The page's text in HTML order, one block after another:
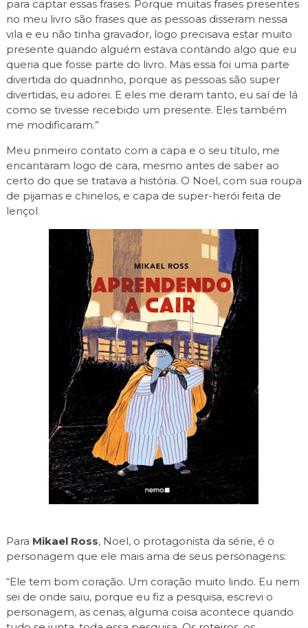
para captar essas frases. Porque muitas frases presentes
no meu livro são frases que as pessoas disseram nessa
vila e eu não tinha gravador, logo precisava estar muito
presente quando alguém estava contando algo que eu
queria que fosse parte do livro. Mas essa foi uma parte
divertida do quadrinho, porque as pessoas são super
divertidas, eu adorei. E eles me deram tanto, eu saí de lá
como se tivesse recebido um presente. Eles também
me modificaram.”
Meu primeiro contato com a capa e o seu título, me
encantaram logo de cara, mesmo antes de saber ao
certo do que se tratava a história. O Noel, com sua roupa
de pijamas e chinelos, e capa de super-herói feita de
lençol.
Para Mikael Ross, Noel, o protagonista da série, é o
personagem que ele mais ama de seus personagens:
“Ele tem bom coração. Um coração muito lindo. Eu nem
sei de onde saiu, porque eu fiz a pesquisa, escrevi o
personagem, as cenas, alguma coisa acontece quando